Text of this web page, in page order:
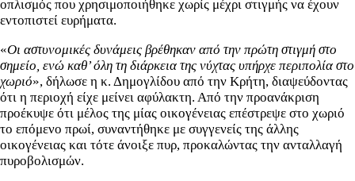
οπλισμός που χρησιμοποιήθηκε χωρίς μέχρι στιγμής να έχουν
εντοπιστεί ευρήματα.
«Οι αστυνομικές δυνάμεις βρέθηκαν από την πρώτη στιγμή στο
σημείο, ενώ καθ’ όλη τη διάρκεια της νύχτας υπήρχε περιπολία στο
χωριό», δήλωσε η κ. Δημογλίδου από την Κρήτη, διαψεύδοντας
ότι η περιοχή είχε μείνει αφύλακτη. Από την προανάκριση
προέκυψε ότι μέλος της μίας οικογένειας επέστρεψε στο χωριό
το επόμενο πρωί, συναντήθηκε με συγγενείς της άλλης
οικογένειας και τότε άνοιξε πυρ, προκαλώντας την ανταλλαγή
πυροβολισμών.